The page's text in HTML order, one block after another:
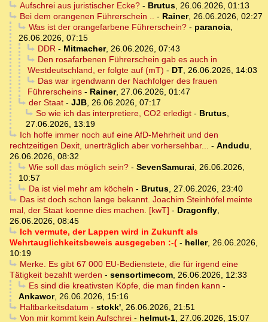
Aufschrei aus juristischer Ecke?- Brutus, 26.06.2026, 01:13
Bei dem orangenen Führerschein .. - Rainer, 26.06.2026, 02:27
Was ist der orangefarbene Führerschein?- paranoia,
26.06.2026, 07:15
DDR- Mitmacher, 26.06.2026, 07:43
Den rosafarbenen Führerschein gab es auch in
Westdeutschland, er folgte auf (mT) - DT, 26.06.2026, 14:03
Das war irgendwann der Nachfolger des frauen
Führerscheins - Rainer, 27.06.2026, 01:47
der Staat- JJB, 26.06.2026, 07:17
So wie ich das interpretiere, CO2 erledigt- Brutus,
27.06.2026, 13:19
Ich hoffe immer noch auf eine AfD-Mehrheit und den
rechtzeitigen Dexit, unerträglich aber vorhersehbar... - Andudu,
26.06.2026, 08:32
Wie soll das möglich sein?- SevenSamurai, 26.06.2026,
10:57
Da ist viel mehr am köcheln - Brutus, 27.06.2026, 23:40
Das ist doch schon lange bekannt. Joachim Steinhöfel meinte
mal, der Staat koenne dies machen. [kwT] - Dragonfly,
26.06.2026, 08:45
Ich vermute, der Lappen wird in Zukunft als
Wehrtauglichkeitsbeweis ausgegeben :-( - heller, 26.06.2026,
10:19
Merke. Es gibt 67 000 EU-Bedienstete, die für irgend eine
Tätigkeit bezahlt werden - sensortimecom, 26.06.2026, 12:33
Es sind die kreativsten Köpfe, die man finden kann -
Ankawor, 26.06.2026, 15:16
Haltbarkeitsdatum - stokk', 26.06.2026, 21:51
Von mir kommt kein Aufschrei- helmut-1, 27.06.2026, 15:07